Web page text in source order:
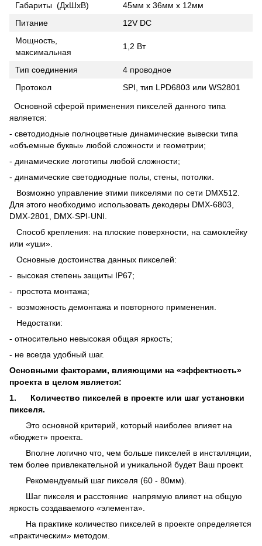
Габариты (ДхШхВ)
45мм х 36мм х 12мм
Питание
12V DC
Мощность,
максимальная
1,2 Вт
Тип соединения
4 проводное
Протокол
SPI, тип LPD6803 или WS2801
Основной сферой применения пикселей данного типа
является:
- светодиодные полноцветные динамические вывески типа
«объемные буквы» любой сложности и геометрии;
- динамические логотипы любой сложности;
- динамические светодиодные полы, стены, потолки.
Возможно управление этими пикселями по сети DMX512
Для этого необходимо использовать декодеры DMX-6803,
DMX-2801
DMX-SPI-UNI
Способ крепления: на плоские поверхности, на самоклейку
или «уши».
Основные достоинства данных пикселей:
- высокая степень защиты IP67;
- простота монтажа;
- возможность демонтажа и повторного применения.
Недостатки:
- относительно невысокая общая яркость;
- не всегда удобный шаг.
Основными факторами, влияющими на «эффектность»
проекта в целом является:
1. Количество пикселей в проекте или шаг установки
пикселя.
Это основной критерий, который наиболее влияет на
«бюджет» проекта.
Вполне логично что, чем больше пикселей в инсталляции,
тем более привлекательной и уникальной будет Ваш проект.
Рекомендуемый шаг пикселя (60 - 80мм).
Шаг пикселя и расстояние напрямую влияет на общую
яркость создаваемого «элемента».
На практике количество пикселей в проекте определяется
«практическим» методом.